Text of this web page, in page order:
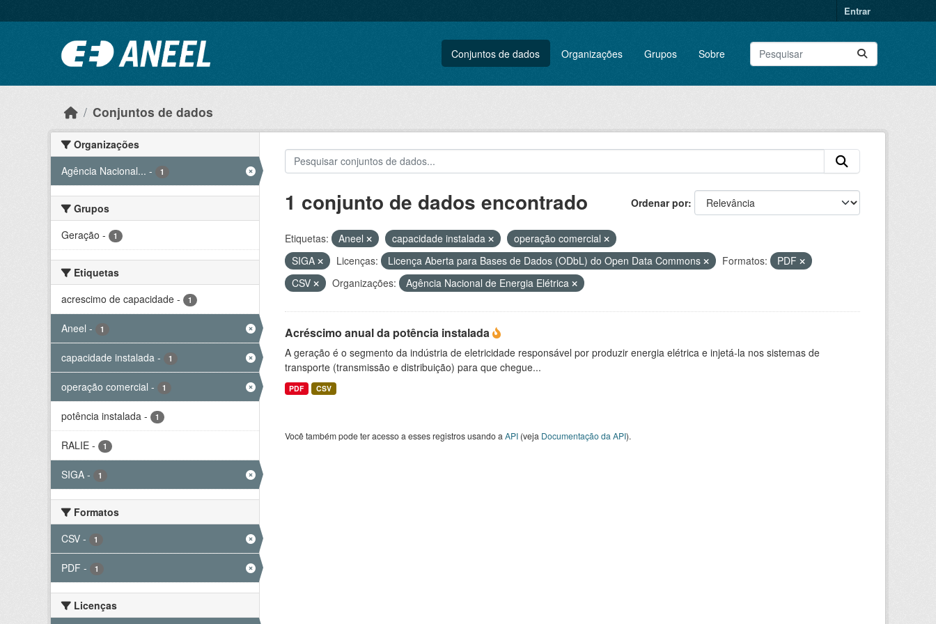
Entrar
Conjuntos de dados Organizações Grupos Sobre
Conjuntos de dados
Organizações
Agência Nacional... - 1
Grupos
Geração - 1
Etiquetas
acrescimo de capacidade - 1
Aneel - 1
capacidade instalada - 1
operação comercial - 1
potência instalada - 1
RALIE - 1
SIGA - 1
Formatos
CSV - 1
PDF - 1
Licenças
Ordenar por
1 conjunto de dados encontrado
Etiquetas: Aneel capacidade instalada
operação comercial
SIGA
Licenças: Licença Aberta para Bases de Dados (ODbL) do Open Data Commons Formatos:
PDF
CSV
Organizações: Agência Nacional de Energia Elétrica
Acréscimo anual da potência instalada
A geração é o segmento da indústria de eletricidade responsável por produzir energia elétrica e injetá-la nos sistemas de
transporte (transmissão e distribuição) para que chegue...
PDF CSV
Você também pode ter acesso a esses registros usando a API(veja Documentação da API).